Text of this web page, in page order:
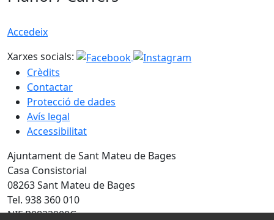
Accedeix
Xarxes socials:
Crèdits
Contactar
Protecció de dades
Avís legal
Accessibilitat
Ajuntament de Sant Mateu de Bages
Casa Consistorial
08263 Sant Mateu de Bages
Tel. 938 360 010
NIF P0822900G